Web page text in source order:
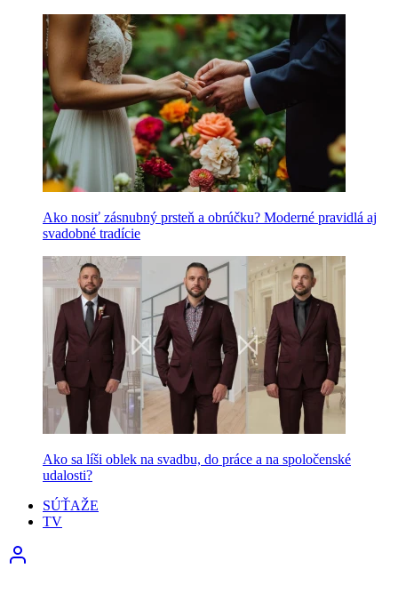
Ako nosiť zásnubný prsteň a obrúčku? Moderné pravidlá aj
svadobné tradície
Ako sa líši oblek na svadbu, do práce a na spoločenské
udalosti?
SÚŤAŽE
TV